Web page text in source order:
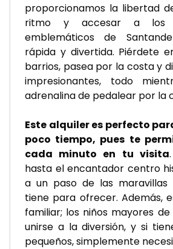
proporcionamos la libertad
ritmo y accesar a los
emblemáticos de
rápida y divertida. Piérdete
barrios, pasea por la costa y
impresionantes, todo
adrenalina de pedalear por la
Este alquiler es perfecto
poco tiempo, pues te
cada minuto en tu visita
hasta el encantador centro
a un paso de las maravillas
tiene para ofrecer. Además,
familiar; los niños mayores
unirse a la diversión, y si
pequeños, simplemente